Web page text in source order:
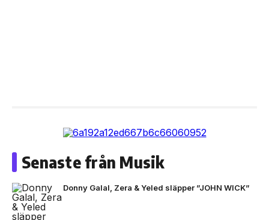
Senaste från Musik
Donny Galal, Zera & Yeled släpper ”JOHN WICK”